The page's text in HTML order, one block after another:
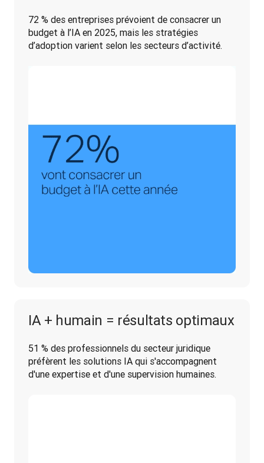
72 % des entreprises prévoient de consacrer un
budget à l’IA en 2025, mais les stratégies
d’adoption varient selon les secteurs d’activité.
IA + humain = résultats optimaux
51 % des professionnels du secteur juridique
préfèrent les solutions IA qui s'accompagnent
d'une expertise et d'une supervision humaines.